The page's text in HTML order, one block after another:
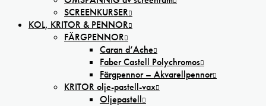
SCREENKURSER
KOL, KRITOR & PENNOR
FÄRGPENNOR
Caran d’Ache
Faber Castell Polychromos
Färgpennor – Akvarellpennor
KRITOR olje-pastell-vax
Oljepastell